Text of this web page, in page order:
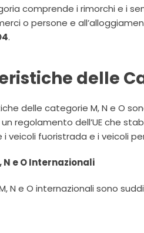
comprende i rimorchi e i
o persone e
.
delle
delle categorie M, N e O
regolamento dell’UE che
i veicoli fuoristrada e i veicoli
N e O Internazionali
N e O internazionali sono